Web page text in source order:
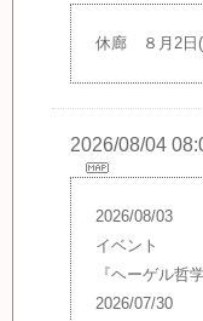
休廊 ８月2日(
2026/08/04
2026/08/03
イベント
『ヘーゲル哲
2026/07/30